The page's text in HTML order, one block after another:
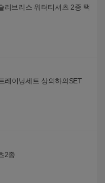
리브리스 워터티셔츠 2종 택
레이닝세트 상의하의SET
2종